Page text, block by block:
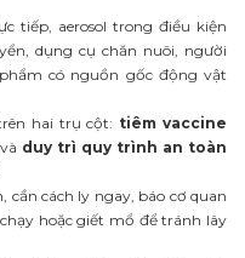
tiếp, aerosol trong điều kiện
dụng cụ chăn nuôi, người
có nguồn gốc động vật
hai trụ cột: tiêm vaccine
và duy trì quy trình an toàn
cần cách ly ngay, báo cơ quan
hoặc giết mổ để tránh lây